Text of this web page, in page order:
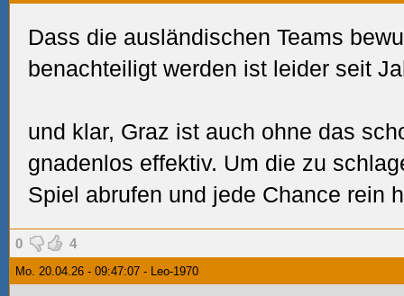
Dass die ausländischen Teams
benachteiligt werden ist leider seit
und klar, Graz ist auch ohne das
gnadenlos effektiv. Um die zu
Spiel abrufen und jede Chance rein
0 4
Mo. 20.04.26 - 09:47:07 - Leo-1970